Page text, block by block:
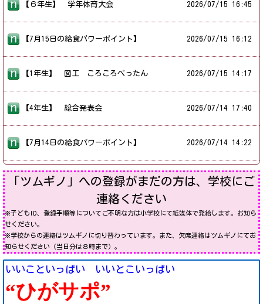
【６年生】 学年体育大会 2026/07/15 16:45
【7月15日の給食パワーポイント】 2026/07/15 16:12
【1年生】 図工 ころころぺったん 2026/07/15 14:17
【4年生】 総合発表会 2026/07/14 17:40
【7月14日の給食パワーポイント】 2026/07/14 14:22
「ツムギノ」への登録がまだの方は、学校にご
連絡ください
※子どもID、登録手順等についてご不明な方は小学校にて紙媒体で発給します。お知ら
せください。
※学校からの連絡はツムギノに切り替わっています。また、欠席連絡はツムギノにてお
知らせください（当日分は８時まで） 。
いいこといっぱい いいとこいっぱい
“ひがサポ”